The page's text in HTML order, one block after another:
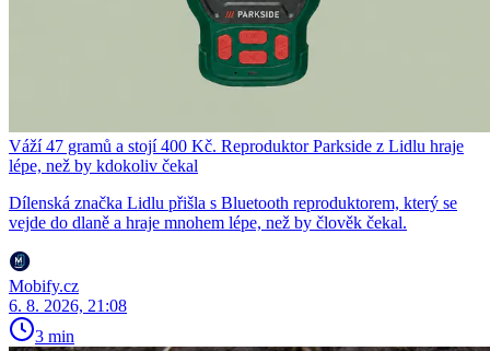
Váží 47 gramů a stojí 400 Kč. Reproduktor Parkside z Lidlu hraje
lépe, než by kdokoliv čekal
Dílenská značka Lidlu přišla s Bluetooth reproduktorem, který se
vejde do dlaně a hraje mnohem lépe, než by člověk čekal.
Mobify.cz
6. 8. 2026, 21:08
3 min